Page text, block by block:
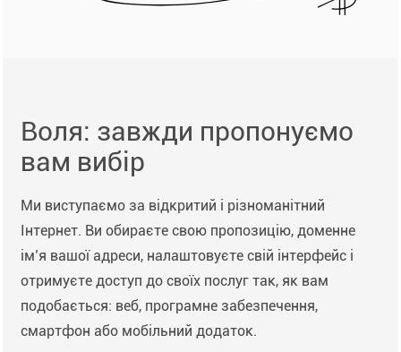
Воля: завжди пропонуємо
вам вибір
Ми виступаємо за відкритий і різноманітний
Інтернет. Ви обираєте свою пропозицію, доменне
ім’я вашої адреси, налаштовуєте свій інтерфейс і
отримуєте доступ до своїх послуг так, як вам
подобається: веб, програмне забезпечення,
смартфон або мобільний додаток.